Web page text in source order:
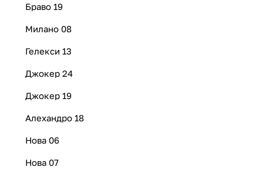
Браво 19
Милано 08
Гелекси 13
Джокер 24
Джокер 19
Алехандро 18
Нова 06
Нова 07